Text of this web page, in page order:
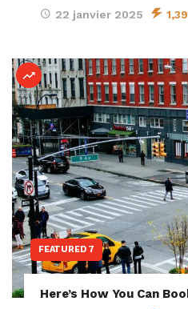
22 janvier 2025
FEATURED 7
Here’s How You Can